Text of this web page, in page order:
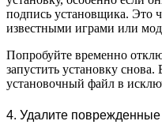
подпись установщика. Это
известными играми или
Попробуйте временно
запустить установку
установочный файл в
4. Удалите